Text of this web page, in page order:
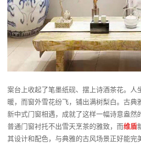
案台上收起了笔墨纸砚、摆上诗酒茶花。人
暖，而窗外雪花纷飞，铺出满树梨白。古典
新中式门窗相遇，成就了这样一幅诗意盎然
普通门窗衬托不出雪天烹茶的雅致，而维盾
其设计和配色，与典雅的古风场景正好能完